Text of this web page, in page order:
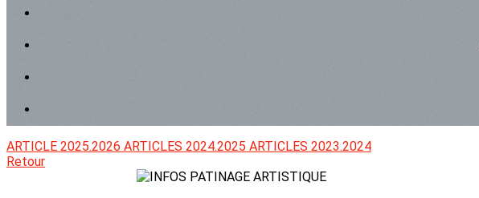
ARTICLE 2025.2026 ARTICLES 2024.2025 ARTICLES 2023.2024
Retour